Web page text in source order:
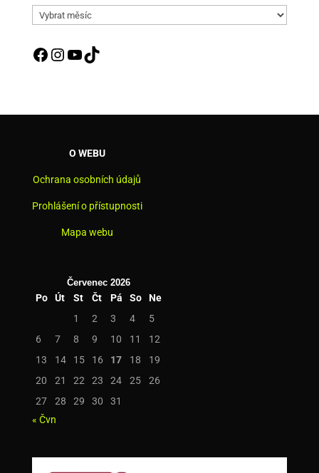
Archív
aktualit
Facebook
Instagram
YouTube
TikTok
O WEBU
Ochrana osobních údajů
Prohlášení o přístupnosti
Mapa webu
Červenec 2026
Po Út St Čt Pá So
Ne
1
2 3 4
5
6
7 8 9 10 11
12
13
14 15 16 17 18
19
20
21 22 23 24 25
26
27
28 29 30
31
« Čvn